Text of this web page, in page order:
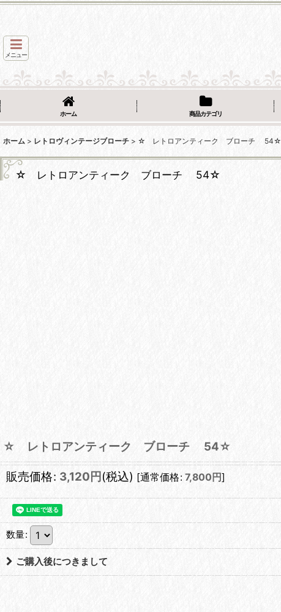
メニュー
ホーム 商品カテゴリ
ホーム > レトロヴィンテージブローチ > ☆ レトロアンティーク ブローチ 54☆
☆ レトロアンティーク ブローチ 54☆
☆ レトロアンティーク ブローチ 54☆
販売価格: 3,120 円 (税込) [通常価格: 7,800 円]
数量:
ご購入後につきまして